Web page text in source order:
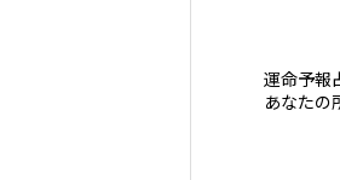
運命予報
あなたの